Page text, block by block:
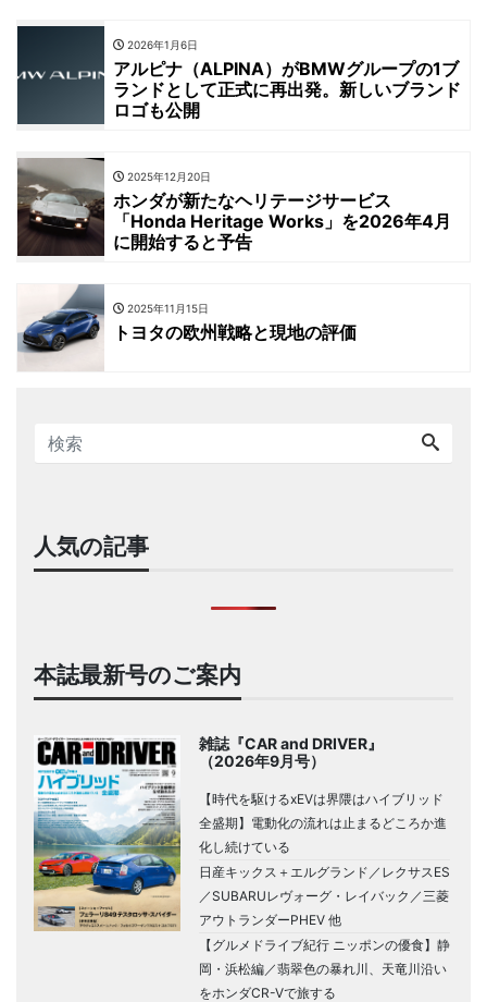
2026年1月6日
アルピナ（ALPINA）がBMWグループの1ブ
ランドとして正式に再出発。新しいブランド
ロゴも公開
2025年12月20日
ホンダが新たなヘリテージサービス
「Honda Heritage Works」を2026年4月
に開始すると予告
2025年11月15日
トヨタの欧州戦略と現地の評価
人気の記事
本誌最新号のご案内
雑誌『CAR and DRIVER』
（2026年9月号）
【時代を駆けるxEVは界隈はハイブリッド
全盛期】電動化の流れは止まるどころか進
化し続けている
日産キックス＋エルグランド／レクサスES
／SUBARUレヴォーグ・レイバック／三菱
アウトランダーPHEV 他
【グルメドライブ紀行 ニッポンの優食】静
岡・浜松編／翡翠色の暴れ川、天竜川沿い
をホンダCR-Vで旅する